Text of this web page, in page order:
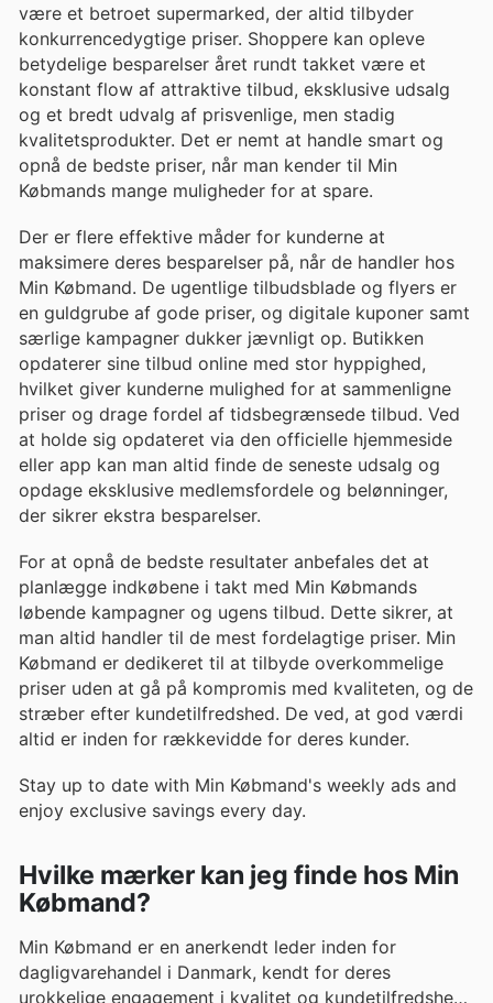
være et betroet supermarked, der altid tilbyder
konkurrencedygtige priser. Shoppere kan opleve
betydelige besparelser året rundt takket være et
konstant flow af attraktive tilbud, eksklusive udsalg
og et bredt udvalg af prisvenlige, men stadig
kvalitetsprodukter. Det er nemt at handle smart og
opnå de bedste priser, når man kender til Min
Købmands mange muligheder for at spare.
Der er flere effektive måder for kunderne at
maksimere deres besparelser på, når de handler hos
Min Købmand. De ugentlige tilbudsblade og flyers er
en guldgrube af gode priser, og digitale kuponer samt
særlige kampagner dukker jævnligt op. Butikken
opdaterer sine tilbud online med stor hyppighed,
hvilket giver kunderne mulighed for at sammenligne
priser og drage fordel af tidsbegrænsede tilbud. Ved
at holde sig opdateret via den officielle hjemmeside
eller app kan man altid finde de seneste udsalg og
opdage eksklusive medlemsfordele og belønninger,
der sikrer ekstra besparelser.
For at opnå de bedste resultater anbefales det at
planlægge indkøbene i takt med Min Købmands
løbende kampagner og ugens tilbud. Dette sikrer, at
man altid handler til de mest fordelagtige priser. Min
Købmand er dedikeret til at tilbyde overkommelige
priser uden at gå på kompromis med kvaliteten, og de
stræber efter kundetilfredshed. De ved, at god værdi
altid er inden for rækkevidde for deres kunder.
Stay up to date with Min Købmand's weekly ads and
enjoy exclusive savings every day.
Hvilke mærker kan jeg finde hos Min
Købmand?
Min Købmand er en anerkendt leder inden for
dagligvarehandel i Danmark, kendt for deres
urokkelige engagement i kvalitet og kundetilfredshed.